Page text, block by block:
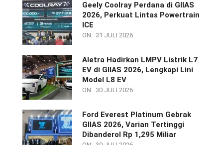
Geely Coolray Perdana di GIIAS
2026, Perkuat Lintas Powertrain
ICE
ON: 31 JULI 2026
Aletra Hadirkan LMPV Listrik L7
EV di GIIAS 2026, Lengkapi Lini
Model L8 EV
ON: 30 JULI 2026
Ford Everest Platinum Gebrak
GIIAS 2026, Varian Tertinggi
Dibanderol Rp 1,295 Miliar